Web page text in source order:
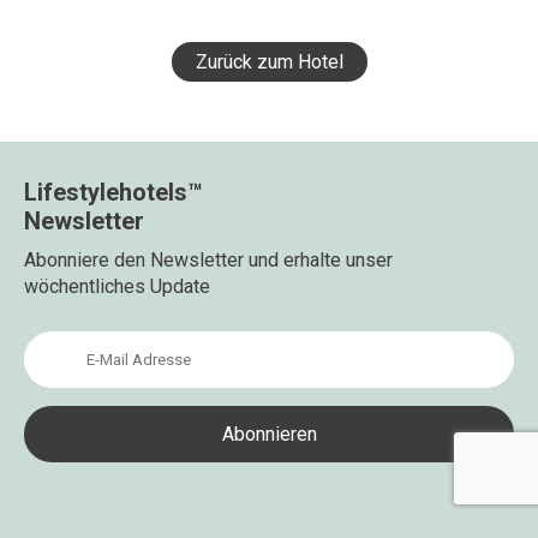
Zurück zum Hotel
Lifestylehotels™
Newsletter
Abonniere den Newsletter und erhalte unser
wöchentliches Update